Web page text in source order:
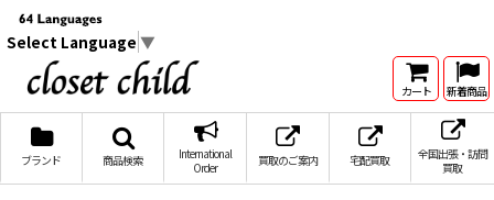
Select Language ▼
カート 新着商品
ブランド 商品検索
International
Order
買取のご案内 宅配買取
全国出張・訪問
買取